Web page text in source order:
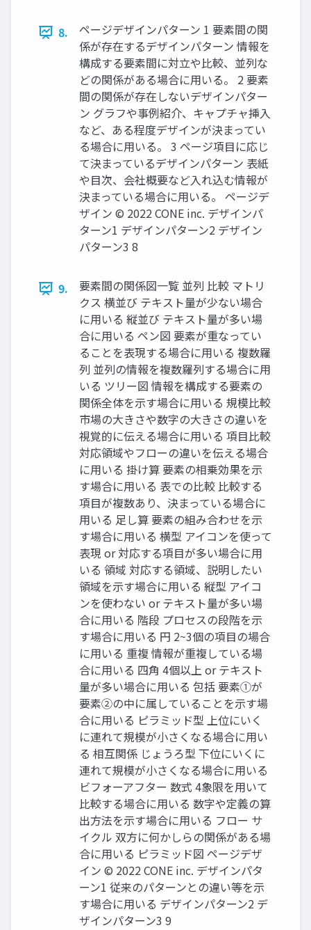
8.
ページデザインパターン 1 要素間の関
係が存在するデザインパターン 情報を
構成する要素間に対⽴や⽐較、並列な
どの関係がある場合に⽤いる。 2 要素
間の関係が存在しないデザインパター
ン グラフや事例紹介、キャプチャ挿⼊
など、ある程度デザインが決まってい
る場合に⽤いる。 3 ページ項⽬に応じ
て決まっているデザインパターン 表紙
や⽬次、会社概要など⼊れ込む情報が
決まっている場合に⽤いる。 ページデ
ザイン © 2022 CONE inc. デザインパ
ターン1 デザインパターン2 デザイン
パターン3 8
9.
要素間の関係図⼀覧 並列 ⽐較 マトリ
クス 横並び テキスト量が少ない場合
に⽤いる 縦並び テキスト量が多い場
合に⽤いる ペン図 要素が重なってい
ることを表現する場合に⽤いる 複数羅
列 並列の情報を複数羅列する場合に⽤
いる ツリー図 情報を構成する要素の
関係全体を⽰す場合に⽤いる 規模⽐較
市場の⼤きさや数字の⼤きさの違いを
視覚的に伝える場合に⽤いる 項⽬⽐較
対応領域やフローの違いを伝える場合
に⽤いる 掛け算 要素の相乗効果を⽰
す場合に⽤いる 表での⽐較 ⽐較する
項⽬が複数あり、決まっている場合に
⽤いる ⾜し算 要素の組み合わせを⽰
す場合に⽤いる 横型 アイコンを使って
表現 or 対応する項⽬が多い場合に⽤
いる 領域 対応する領域、説明したい
領域を⽰す場合に⽤いる 縦型 アイコ
ンを使わない or テキスト量が多い場
合に⽤いる 階段 プロセスの段階を⽰
す場合に⽤いる 円 2~3個の項⽬の場合
に⽤いる 重複 情報が重複している場
合に⽤いる 四⾓ 4個以上 or テキスト
量が多い場合に⽤いる 包括 要素①が
要素②の中に属していることを⽰す場
合に⽤いる ピラミッド型 上位にいく
に連れて規模が⼩さくなる場合に⽤い
る 相互関係 じょうろ型 下位にいくに
連れて規模が⼩さくなる場合に⽤いる
ビフォーアフター 数式 4象限を⽤いて
⽐較する場合に⽤いる 数字や定義の算
出⽅法を⽰す場合に⽤いる フロー サ
イクル 双⽅に何かしらの関係がある場
合に⽤いる ピラミッド図 ページデザ
イン © 2022 CONE inc. デザインパタ
ーン1 従来のパターンとの違い等を⽰
す場合に⽤いる デザインパターン2 デ
ザインパターン3 9